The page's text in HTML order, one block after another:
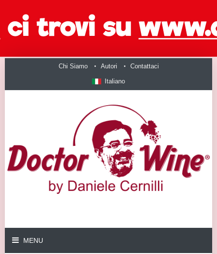
Chi Siamo Autori Contattaci
Italiano
MENU